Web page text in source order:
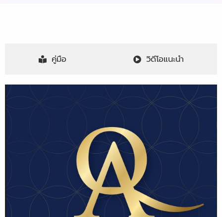
คู่มือ วิดีโอแนะนำ